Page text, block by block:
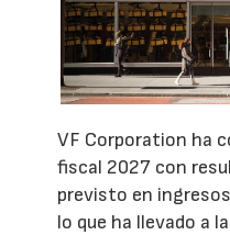
VF Corporation ha
fiscal 2027 con
previsto en
lo que ha llevado a